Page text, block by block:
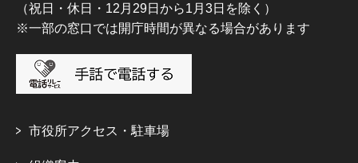
（祝日・休日・12月29日から1月3日を除く）
※一部の窓口では開庁時間が異なる場合があります
市役所アクセス・駐車場